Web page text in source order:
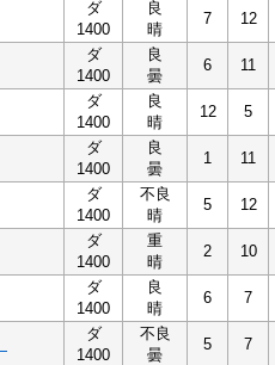
ダ
1400
良
晴
7 12
ダ
1400
良
曇
6 11
ダ
1400
良
晴
12 5
ダ
1400
良
曇
1 11
ダ
1400
不良
晴
5 12
ダ
1400
重
晴
2 10
ダ
1400
良
晴
6 7
ダ
1400
不良
曇
5 7